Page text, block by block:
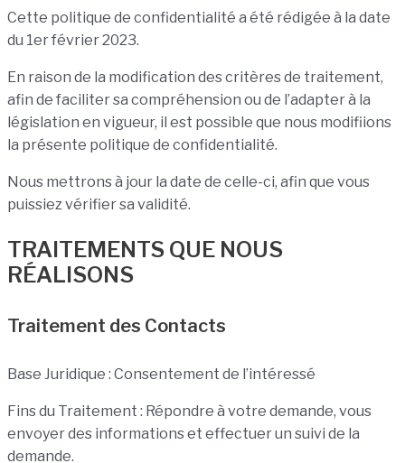
Cette politique de confidentialité a été rédigée à la date
du 1er février 2023.
En raison de la modification des critères de traitement,
afin de faciliter sa compréhension ou de l’adapter à la
législation en vigueur, il est possible que nous modifiions
la présente politique de confidentialité.
Nous mettrons à jour la date de celle-ci, afin que vous
puissiez vérifier sa validité.
TRAITEMENTS QUE NOUS
RÉALISONS
Traitement des Contacts
Base Juridique : Consentement de l’intéressé
Fins du Traitement : Répondre à votre demande, vous
envoyer des informations et effectuer un suivi de la
demande.